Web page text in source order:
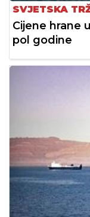
SVJETSKA
Cijene hrane
pol godine